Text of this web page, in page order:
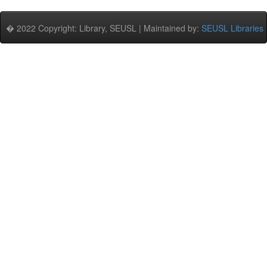
� 2022 Copyright: Library, SEUSL | Maintained by: SEUSL Libraries